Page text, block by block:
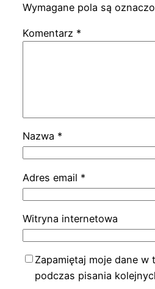
Wymagane pola są
Komentarz *
Nazwa *
Adres email *
Witryna internetowa
Zapamiętaj moje dane w
podczas pisania